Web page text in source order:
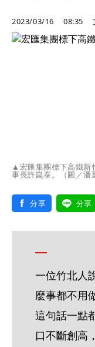
2023/03/16 08:35
▲宏匯集團標下高鐵新
事長許崑泰。（圖／潘
分享 分享
一位竹北人
麼事都不用
這句話一點
口不斷創高